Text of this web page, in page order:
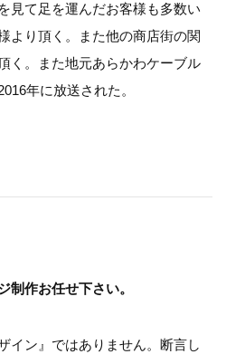
見て足を運んだお客様も多数い
より頂く。また他の商店街の関
く。また地元あらかわケーブル
年に放送された。
制作お任せ下さい。
イン』ではありません。断言し